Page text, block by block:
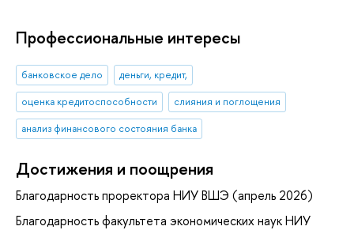
Профессиональные интересы
банковское дело
деньги, кредит,
оценка кредитоспособности
слияния и поглощения
анализ финансового состояния банка
Достижения и поощрения
Благодарность проректора НИУ ВШЭ (апрель 2026)
Благодарность факультета экономических наук НИУ